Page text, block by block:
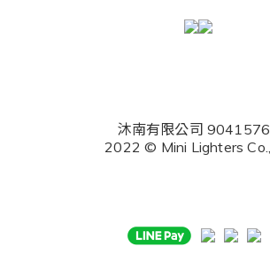
沐南有限公司
2022 © Mini Lighters